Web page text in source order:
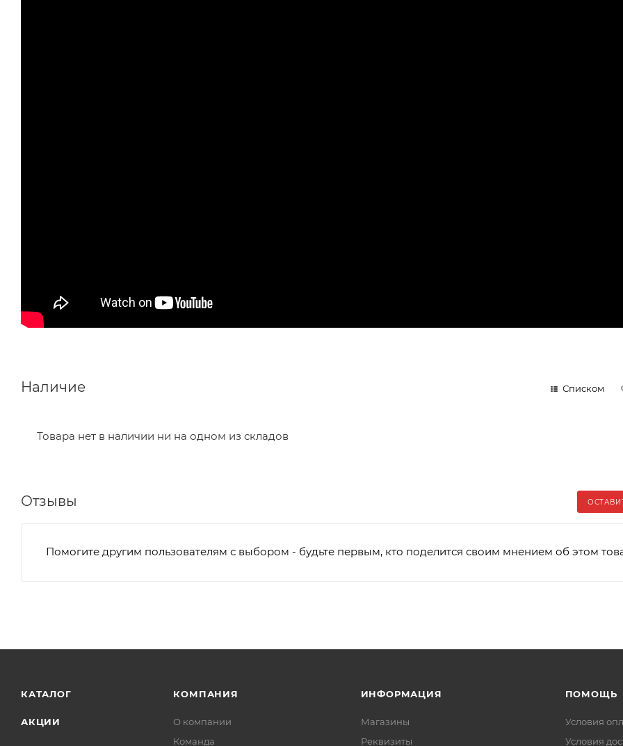
Наличие Списком
Товара нет в наличии ни на одном из складов
Отзывы
Помогите другим пользователям с выбором - будьте первым, кто поделится своим мнением об этом
КАТАЛОГ
АКЦИИ
КОМПАНИЯ
О компании
Команда
ИНФОРМАЦИЯ
Магазины
Реквизиты
ПОМОЩЬ
Условия
Условия